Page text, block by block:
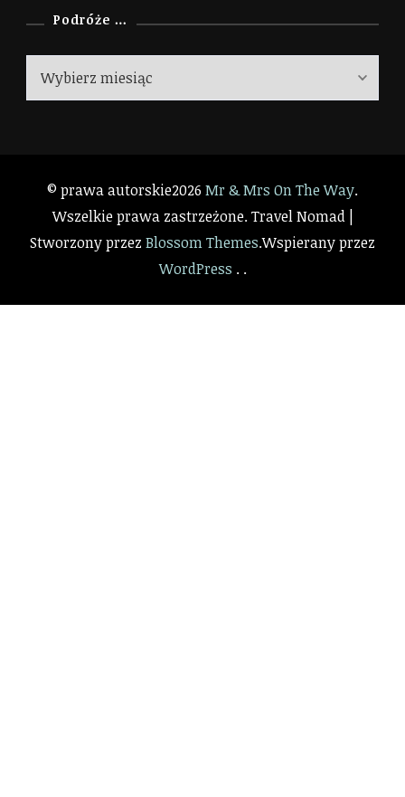
Podróże …
Podróże
© prawa autorskie2026 Mr & Mrs On The Way.
Wszelkie prawa zastrzeżone.Travel Nomad |
Stworzony przez Blossom Themes.Wspierany przez
WordPress . .